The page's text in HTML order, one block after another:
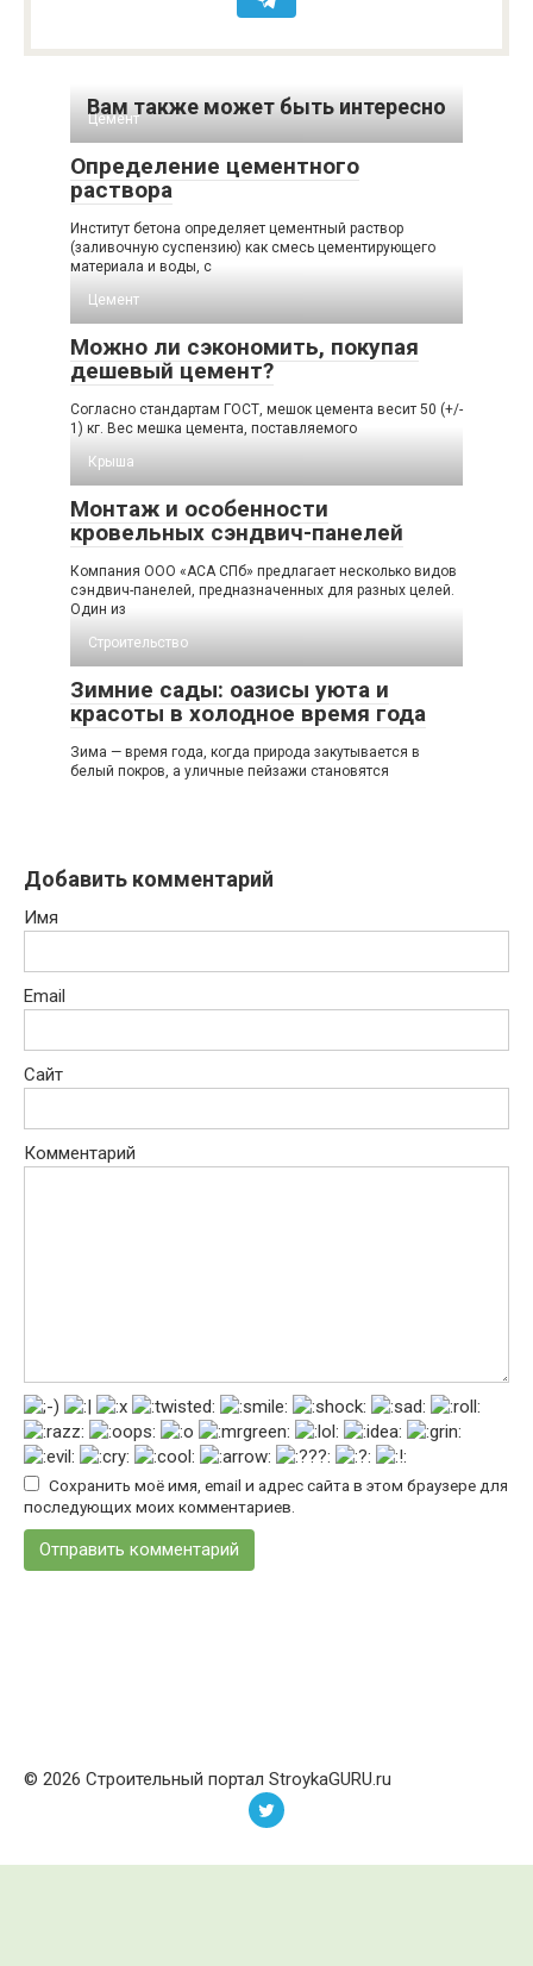
Вам также может быть интересно
Цемент
Определение цементного
раствора
Институт бетона определяет цементный раствор
(заливочную суспензию) как смесь цементирующего
материала и воды, с
Цемент
Можно ли сэкономить, покупая
дешевый цемент?
Согласно стандартам ГОСТ, мешок цемента весит 50 (+/-
1) кг. Вес мешка цемента, поставляемого
Крыша
Монтаж и особенности
кровельных сэндвич-панелей
Компания ООО «АСА СПб» предлагает несколько видов
сэндвич-панелей, предназначенных для разных целей.
Один из
Строительство
Зимние сады: оазисы уюта и
красоты в холодное время года
Зима — время года, когда природа закутывается в
белый покров, а уличные пейзажи становятся
Добавить комментарий
Имя
Email
Сайт
Комментарий
Сохранить моё имя, email и адрес сайта в этом браузере для
последующих моих комментариев.
© 2026 Строительный портал StroykaGURU.ru